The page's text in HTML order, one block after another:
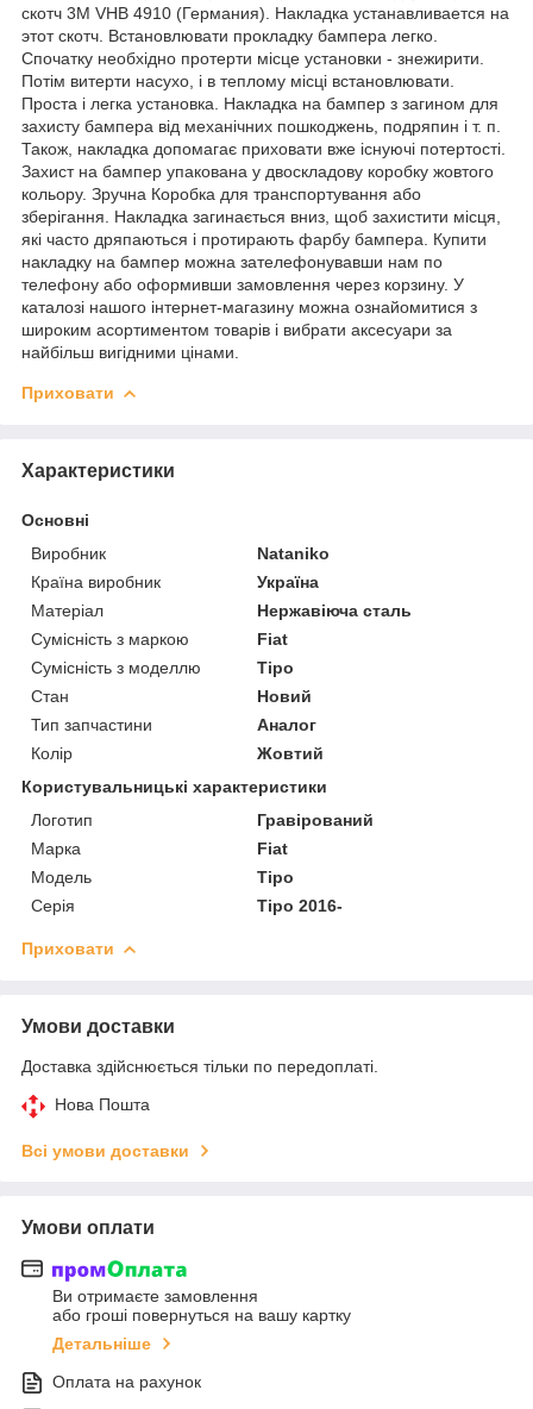
скотч 3M VHB 4910 (Германия). Накладка устанавливается на
этот скотч. Встановлювати прокладку бампера легко.
Спочатку необхідно протерти місце установки - знежирити.
Потім витерти насухо, і в теплому місці встановлювати.
Проста і легка установка. Накладка на бампер з загином для
захисту бампера від механічних пошкоджень, подряпин і т. п.
Також, накладка допомагає приховати вже існуючі потертості.
Захист на бампер упакована у двоскладову коробку жовтого
кольору. Зручна Коробка для транспортування або
зберігання. Накладка загинається вниз, щоб захистити місця,
які часто дряпаються і протирають фарбу бампера. Купити
накладку на бампер можна зателефонувавши нам по
телефону або оформивши замовлення через корзину. У
каталозі нашого інтернет-магазину можна ознайомитися з
широким асортиментом товарів і вибрати аксесуари за
найбільш вигідними цінами.
Приховати
Характеристики
Основні
Виробник
Nataniko
Країна виробник
Україна
Матеріал
Нержавіюча сталь
Сумісність з маркою
Fiat
Сумісність з моделлю
Tipo
Стан
Новий
Тип запчастини
Аналог
Колір
Жовтий
Користувальницькі характеристики
Логотип
Гравірований
Марка
Fiat
Мoдель
Tipo
Серія
Tipo 2016-
Приховати
Умови доставки
Доставка здійснюється тільки по передоплаті.
Нова Пошта
Всі умови доставки
Умови оплати
Ви отримаєте замовлення
або гроші повернуться на вашу картку
Детальніше
Оплата на рахунок